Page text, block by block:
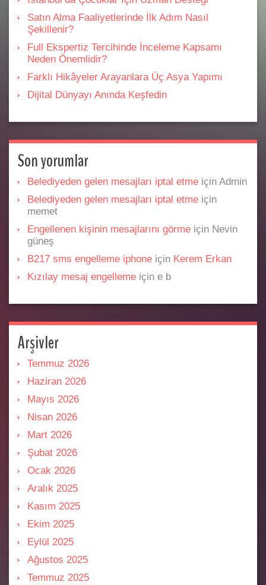
Satın Alma Faaliyetlerinde İlk Adım Nasıl
Şekillenir?
Full Ekspertiz Tercihinde İnceleme Kapsamı
Neden Önemlidir?
Farklı Hikâyeler Arayanlara Üç Asya Yapımı
Dijital Dünyayı Anında Keşfedin
Son yorumlar
Belediyeden gelen mesajları iptal etme için Admin
Belediyeden gelen mesajları iptal etme için
memet
Engellenen kişinin mesajlarını görme için Nevin
güneş
B217 sms engelleme iphone için Kerem Erkan
Kızılay mesaj engelleme için e b
Arşivler
Temmuz 2026
Haziran 2026
Mayıs 2026
Nisan 2026
Mart 2026
Şubat 2026
Ocak 2026
Aralık 2025
Kasım 2025
Ekim 2025
Eylül 2025
Ağustos 2025
Temmuz 2025